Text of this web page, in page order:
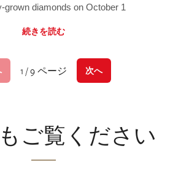
grown diamonds on October 1
続きを読む
1 / 9 ページ 次へ
ご覧ください